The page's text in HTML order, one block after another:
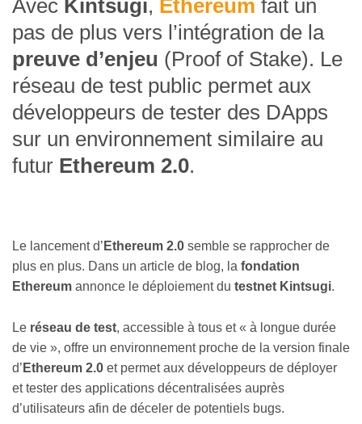
Avec Kintsugi, Ethereum fait un
pas de plus vers l’intégration de la
preuve d’enjeu (Proof of Stake). Le
réseau de test public permet aux
développeurs de tester des DApps
sur un environnement similaire au
futur Ethereum 2.0.
Le lancement d’ Ethereum 2.0 semble se rapprocher de
plus en plus. Dans un article de blog, la fondation
Ethereum annonce le déploiement du testnet Kintsugi.
Le réseau de test, accessible à tous et « à longue durée
de vie », offre un environnement proche de la version finale
d’ Ethereum 2.0 et permet aux développeurs de déployer
et tester des applications décentralisées auprès
d’utilisateurs afin de déceler de potentiels bugs.